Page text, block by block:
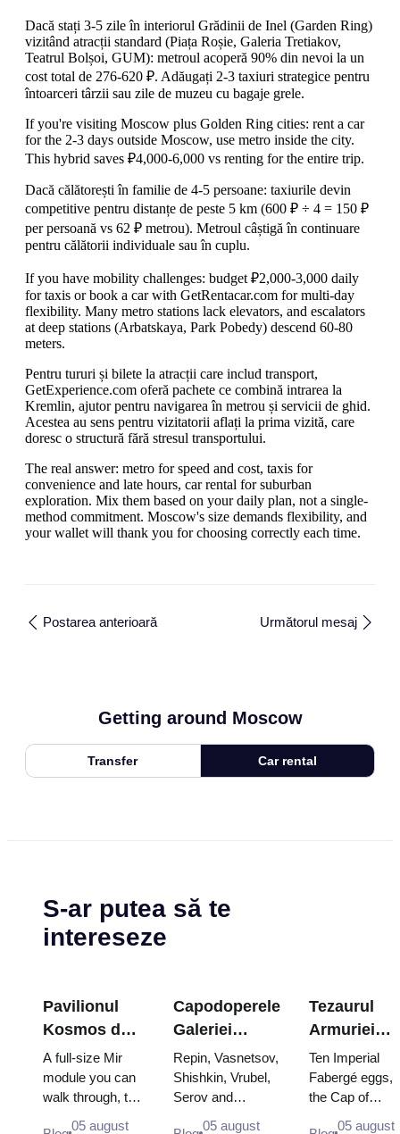
Dacă stați 3-5 zile în interiorul Grădinii de Inel (Garden Ring)
vizitând atracții standard (Piața Roșie, Galeria Tretiakov,
Teatrul Bolșoi, GUM): metroul acoperă 90% din nevoi la un
cost total de 276-620 ₽. Adăugați 2-3 taxiuri strategice pentru
întoarceri târzii sau zile de muzeu cu bagaje grele.
If you're visiting Moscow plus Golden Ring cities: rent a car
for the 2-3 days outside Moscow, use metro inside the city.
This hybrid saves ₽4,000-6,000 vs renting for the entire trip.
Dacă călătorești în familie de 4-5 persoane: taxiurile devin
competitive pentru distanțe de peste 5 km (600 ₽ ÷ 4 = 150 ₽
per persoană vs 62 ₽ metrou). Metroul câștigă în continuare
pentru călătorii individuale sau în cuplu.
If you have mobility challenges: budget ₽2,000-3,000 daily
for taxis or book a car with GetRentacar.com for multi-day
flexibility. Many metro stations lack elevators, and escalators
at deep stations (Arbatskaya, Park Pobedy) descend 60-80
meters.
Pentru tururi și bilete la atracții care includ transport,
GetExperience.com oferă pachete ce combină intrarea la
Kremlin, ajutor pentru navigarea în metrou și servicii de ghid.
Acestea au sens pentru vizitatorii aflați la prima vizită, care
doresc o structură fără stresul transportului.
The real answer: metro for speed and cost, taxis for
convenience and late hours, car rental for suburban
exploration. Mix them based on your daily plan, not a single-
method commitment. Moscow's size demands flexibility, and
your wallet will thank you for choosing correctly each time.
Postarea anterioară Următorul mesaj
Getting around Moscow
Transfer Car rental
S-ar putea să te
intereseze
Pavilionul
Kosmos de
la VDNKh: în
cea mai mare
expoziție
spațială a
A full-size Mir
module you can
walk through, the
05 august
Capodoperele
Galeriei
Tretyakov:
Picturile
pentru care
merită să
Repin, Vasnetsov,
Shishkin, Vrubel,
Serov and
05 august
Tezaurul
Armuriei
ouăle
Fabergé,
tronurile și
Ten Imperial
Fabergé eggs,
the Cap of
05 august